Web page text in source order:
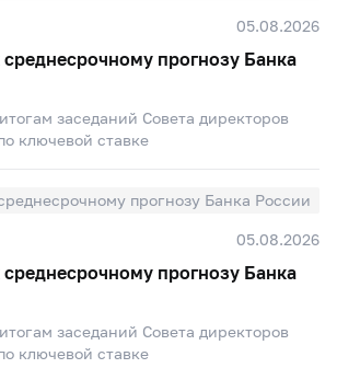
05.08.2026
прогнозу Банка
заседаний Совета директоров
ключевой ставке
прогнозу Банка России
05.08.2026
прогнозу Банка
заседаний Совета директоров
ключевой ставке